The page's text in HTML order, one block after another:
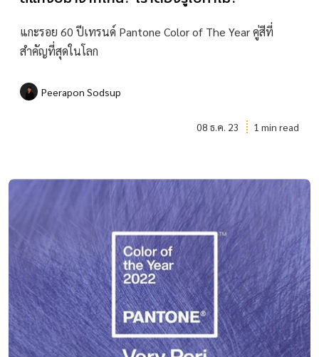
แกะรอย 60 ปีเทรนด์ Pantone Color of The Year คู่สีที่
สำคัญที่สุดในโลก
Peerapon Sodsup
08 ธ.ค. 23 1 min read